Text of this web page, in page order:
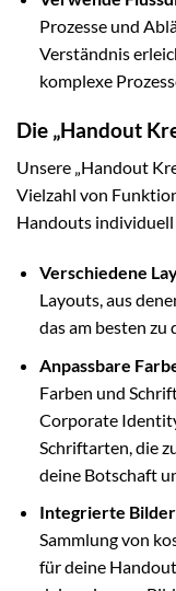
Prozesse und
Verständnis
komplexe
Die „Handout
Unsere „Handout
Vielzahl von
Handouts individuell
Verschiedene
Layouts, aus
das am besten
Anpassbare
Farben und
Corporate
Schriftarten, die
deine Botschaft
Integrierte
Sammlung von
für deine